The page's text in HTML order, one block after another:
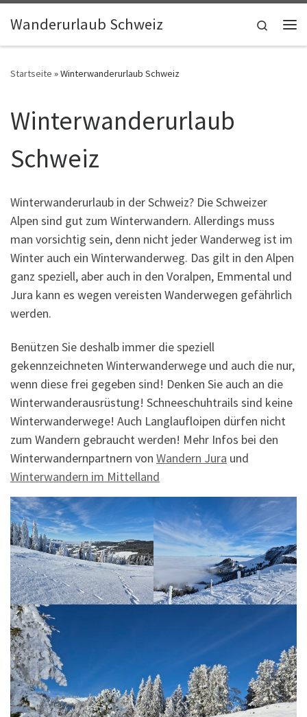
Skip to content
Wanderurlaub Schweiz
Search
Startseite »Winterwanderurlaub Schweiz
Winterwanderurlaub
Schweiz
Winterwanderurlaub in der Schweiz? Die Schweizer
Alpen sind gut zum Winterwandern. Allerdings muss
man vorsichtig sein, denn nicht jeder Wanderweg ist im
Winter auch ein Winterwanderweg. Das gilt in den Alpen
ganz speziell, aber auch in den Voralpen, Emmental und
Jura kann es wegen vereisten Wanderwegen gefährlich
werden.
Benützen Sie deshalb immer die speziell
gekennzeichneten Winterwanderwege und auch die nur,
wenn diese frei gegeben sind! Denken Sie auch an die
Winterwanderausrüstung! Schneeschuhtrails sind keine
Winterwanderwege! Auch Langlaufloipen dürfen nicht
zum Wandern gebraucht werden! Mehr Infos bei den
Winterwandernpartnern von Wandern Jura und
Winterwandern im Mittelland